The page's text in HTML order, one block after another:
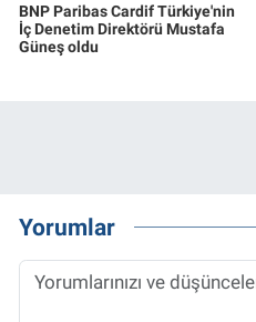
BNP Paribas Cardif Türkiye'nin
İç Denetim Direktörü Mustafa
Güneş oldu
Yorumlar